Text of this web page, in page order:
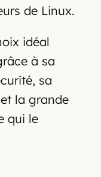
de Linux.
idéal
à sa
sa
la grande
qui le